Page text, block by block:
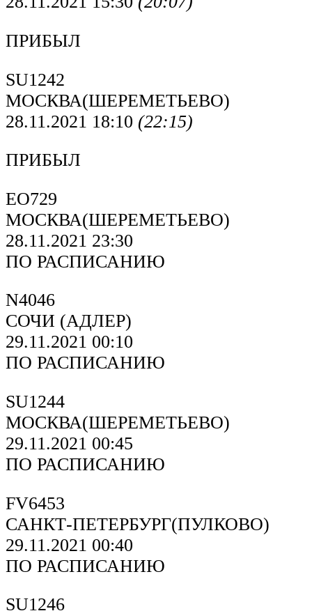
ПРИБЫЛ
SU1242
МОСКВА(ШЕРЕМЕТЬЕВО)
28.11.2021 18:10 (22:15)
ПРИБЫЛ
EO729
МОСКВА(ШЕРЕМЕТЬЕВО)
28.11.2021 23:30
ПО РАСПИСАНИЮ
N4046
СОЧИ (АДЛЕР)
29.11.2021 00:10
ПО РАСПИСАНИЮ
SU1244
МОСКВА(ШЕРЕМЕТЬЕВО)
29.11.2021 00:45
ПО РАСПИСАНИЮ
FV6453
САНКТ-ПЕТЕРБУРГ(ПУЛКОВО)
29.11.2021 00:40
ПО РАСПИСАНИЮ
SU1246